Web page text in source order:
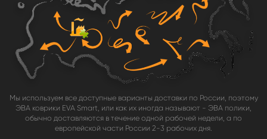
Мы используем все доступные варианты доставки по России, поэтому
ЭВА коврики EVA Smart, или как их иногда называют - ЭВА полики,
обычно доставляются в течение одной рабочей недели, а по
европейской части России 2-3 рабочих дня.